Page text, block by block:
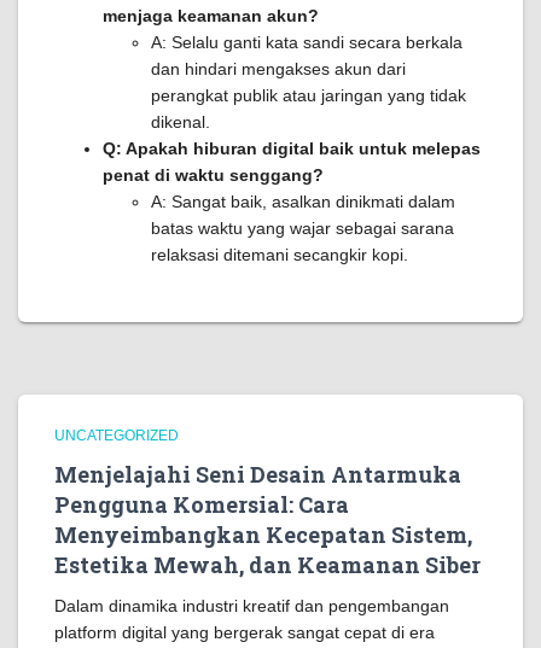
menjaga keamanan akun?
A: Selalu ganti kata sandi secara berkala
dan hindari mengakses akun dari
perangkat publik atau jaringan yang tidak
dikenal.
Q: Apakah hiburan digital baik untuk melepas
penat di waktu senggang?
A: Sangat baik, asalkan dinikmati dalam
batas waktu yang wajar sebagai sarana
relaksasi ditemani secangkir kopi.
UNCATEGORIZED
Menjelajahi Seni Desain Antarmuka
Pengguna Komersial: Cara
Menyeimbangkan Kecepatan Sistem,
Estetika Mewah, dan Keamanan Siber
Dalam dinamika industri kreatif dan pengembangan
platform digital yang bergerak sangat cepat di era